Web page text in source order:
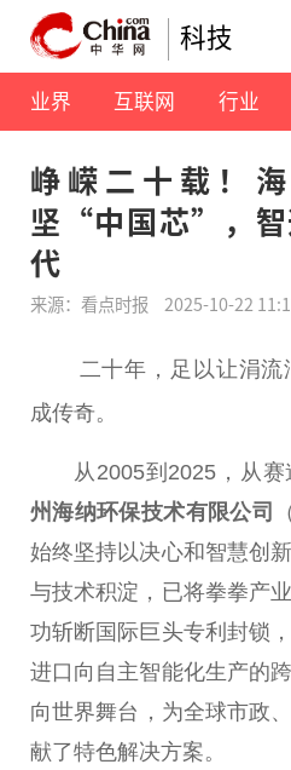
科技
业界 互联网 行业
峥嵘二十载！
坚“中国芯”，智
代
来源：看点时报 2025-10-22
二十年，足以让涓
成传奇。
从2005到2025，从赛
州海纳环保技术有限公司
始终坚持以决心和智慧创
与技术积淀，已将拳拳产
功斩断国际巨头专利封锁
进口向自主智能化生产的
向世界舞台 ，为全球市政
献了特色解决方案。